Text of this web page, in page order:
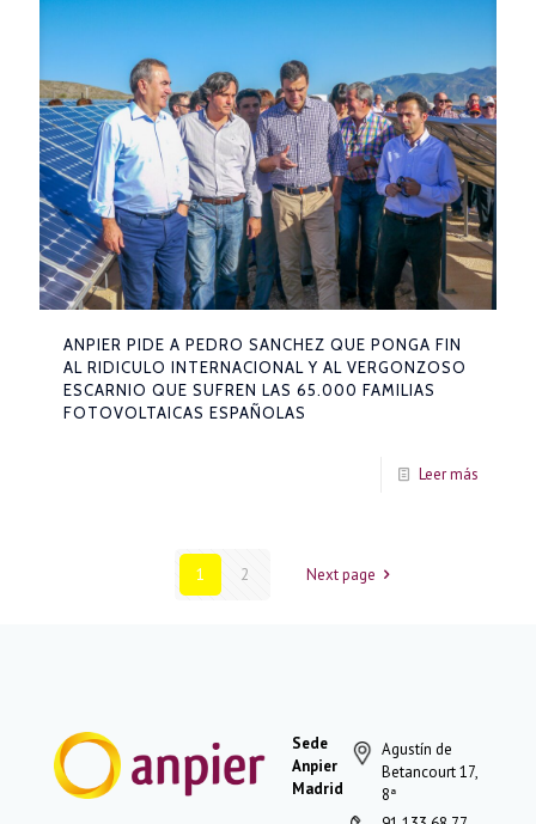
ANPIER PIDE A PEDRO SANCHEZ QUE PONGA FIN
AL RIDICULO INTERNACIONAL Y AL VERGONZOSO
ESCARNIO QUE SUFREN LAS 65.000 FAMILIAS
FOTOVOLTAICAS ESPAÑOLAS
Leer más
1 2 Next page
Sede
Anpier
Madrid
Agustín de
Betancourt 17,
8ª